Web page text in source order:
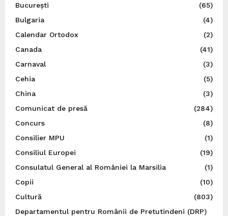
București
(65)
Bulgaria
(4)
Calendar Ortodox
(2)
Canada
(41)
Carnaval
(3)
Cehia
(5)
China
(3)
Comunicat de presă
(284)
Concurs
(8)
Consilier MPU
(1)
Consiliul Europei
(19)
Consulatul General al României la Marsilia
(1)
Copii
(10)
Cultură
(803)
Departamentul pentru Românii de Pretutindeni (DRP)